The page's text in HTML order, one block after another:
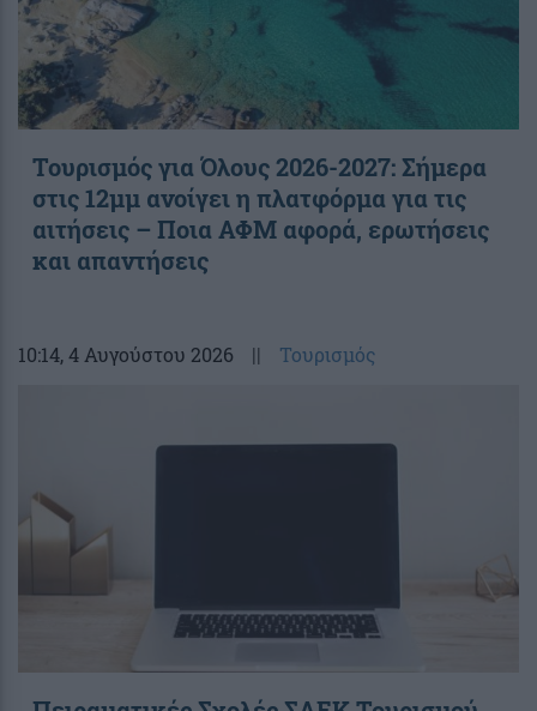
Τουρισμός για Όλους 2026-2027: Σήμερα
στις 12μμ ανοίγει η πλατφόρμα για τις
αιτήσεις – Ποια ΑΦΜ αφορά, ερωτήσεις
και απαντήσεις
10:14, 4 Αυγούστου 2026 || Τουρισμός